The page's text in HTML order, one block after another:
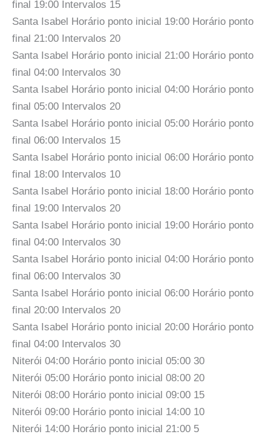
final 19:00 Intervalos 15
Santa Isabel Horário ponto inicial 19:00 Horário ponto
final 21:00 Intervalos 20
Santa Isabel Horário ponto inicial 21:00 Horário ponto
final 04:00 Intervalos 30
Santa Isabel Horário ponto inicial 04:00 Horário ponto
final 05:00 Intervalos 20
Santa Isabel Horário ponto inicial 05:00 Horário ponto
final 06:00 Intervalos 15
Santa Isabel Horário ponto inicial 06:00 Horário ponto
final 18:00 Intervalos 10
Santa Isabel Horário ponto inicial 18:00 Horário ponto
final 19:00 Intervalos 20
Santa Isabel Horário ponto inicial 19:00 Horário ponto
final 04:00 Intervalos 30
Santa Isabel Horário ponto inicial 04:00 Horário ponto
final 06:00 Intervalos 30
Santa Isabel Horário ponto inicial 06:00 Horário ponto
final 20:00 Intervalos 20
Santa Isabel Horário ponto inicial 20:00 Horário ponto
final 04:00 Intervalos 30
Niterói 04:00 Horário ponto inicial 05:00 30
Niterói 05:00 Horário ponto inicial 08:00 20
Niterói 08:00 Horário ponto inicial 09:00 15
Niterói 09:00 Horário ponto inicial 14:00 10
Niterói 14:00 Horário ponto inicial 21:00 5